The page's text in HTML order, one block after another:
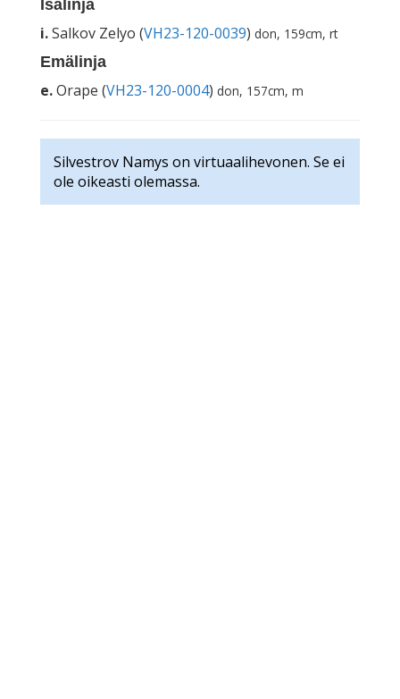
Isälinja
i.Salkov Zelyo (VH23-120-0039) don, 159cm, rt
Emälinja
e.Orape (VH23-120-0004) don, 157cm, m
Silvestrov Namys on virtuaalihevonen. Se ei
ole oikeasti olemassa.